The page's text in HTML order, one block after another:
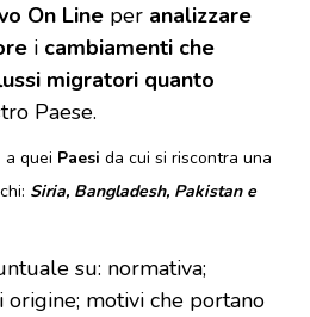
On Line per analizzare
i cambiamenti che
migratori quanto
Paese.
a quei Paesi da cui si riscontra una
Siria, Bangladesh, Pakistan e
su: normativa;
origine; motivi che portano